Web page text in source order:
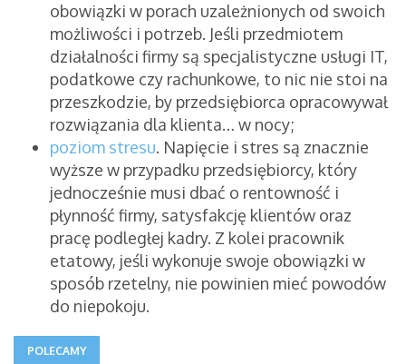
obowiązki w porach uzależnionych od swoich
możliwości i potrzeb. Jeśli przedmiotem
działalności firmy są specjalistyczne usługi IT,
podatkowe czy rachunkowe, to nic nie stoi na
przeszkodzie, by przedsiębiorca opracowywał
rozwiązania dla klienta… w nocy;
poziom stresu. Napięcie i stres są znacznie
wyższe w przypadku przedsiębiorcy, który
jednocześnie musi dbać o rentowność i
płynność firmy, satysfakcję klientów oraz
pracę podległej kadry. Z kolei pracownik
etatowy, jeśli wykonuje swoje obowiązki w
sposób rzetelny, nie powinien mieć powodów
do niepokoju.
POLECAMY